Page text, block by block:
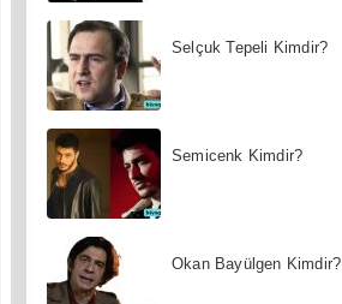
Selçuk Tepeli Kimdir?
Semicenk Kimdir?
Okan Bayülgen Kimdir?